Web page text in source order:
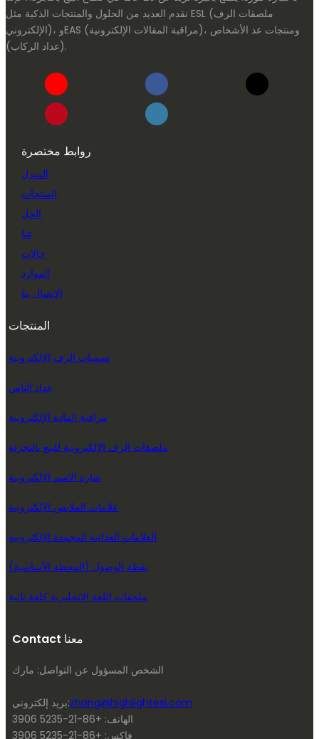
نقدم العديد من الحلول والمنتجات الذكية مثل ESL (ملصقات الرف
الإلكتروني)، وEAS (مراقبة المقالات الإلكترونية)، ومنتجات عد الأشخاص
(عداد الركاب).
روابط مختصرة
المنزل
المنتجات
الحل
عنا
حالات
الموارد
الاتصال بنا
المنتجات
تسميات الرف الإلكترونية
عداد الناس
مراقبة المادة الإلكترونية
ملصقات الرف الإلكترونية للبيع بالتجزئة
شارة الاسم الإلكترونية
علامات الملابس الإلكترونية
العلامات الغذائية المجمدة الإلكترونية
نقطة الوصول (المحطة الأساسية)
ملحقات اللغة الإنجليزية كلغة ثانية
Contact معنا
الشخص المسؤول عن التواصل: مارك
بريد إلكتروني:zhang@highlightesl.com
الهاتف: +86-21-5235 3906
فاكس: +86-21-5235 3906